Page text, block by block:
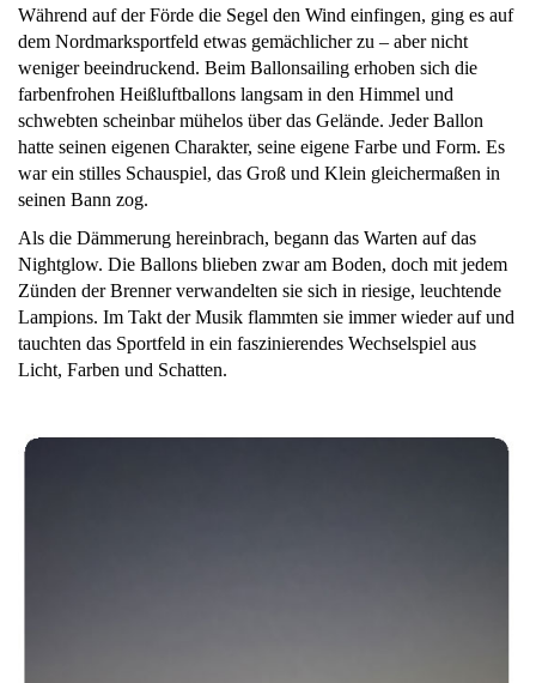
Während auf der Förde die Segel den Wind einfingen, ging es auf
dem Nordmarksportfeld etwas gemächlicher zu – aber nicht
weniger beeindruckend. Beim Ballonsailing erhoben sich die
farbenfrohen Heißluftballons langsam in den Himmel und
schwebten scheinbar mühelos über das Gelände. Jeder Ballon
hatte seinen eigenen Charakter, seine eigene Farbe und Form. Es
war ein stilles Schauspiel, das Groß und Klein gleichermaßen in
seinen Bann zog.
Als die Dämmerung hereinbrach, begann das Warten auf das
Nightglow. Die Ballons blieben zwar am Boden, doch mit jedem
Zünden der Brenner verwandelten sie sich in riesige, leuchtende
Lampions. Im Takt der Musik flammten sie immer wieder auf und
tauchten das Sportfeld in ein faszinierendes Wechselspiel aus
Licht, Farben und Schatten.